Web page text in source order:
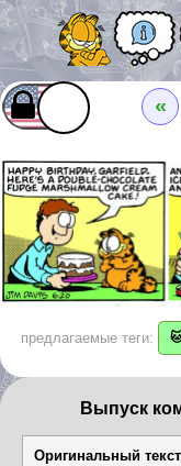
«
предлагаемые теги:
Выпуск
Оригинальный